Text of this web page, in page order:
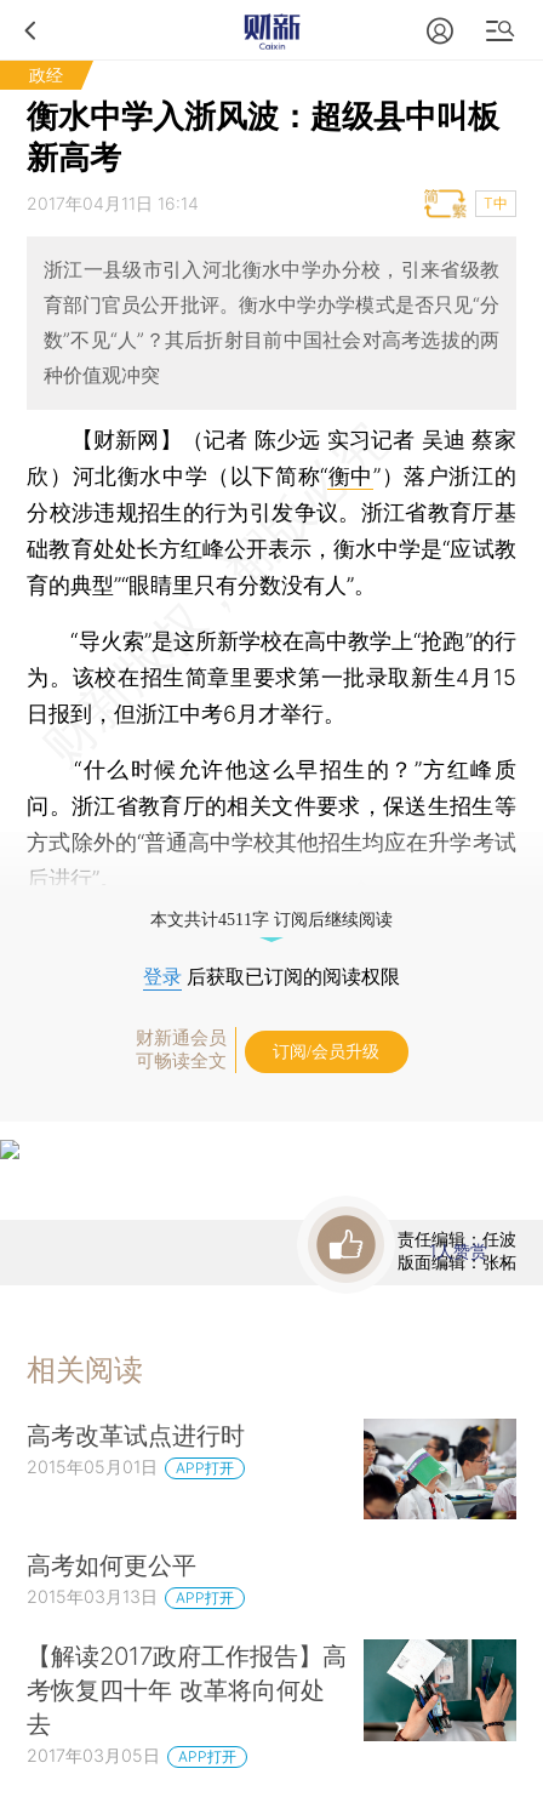
政经
衡水中学入浙风波：超级县中叫板
新高考
2017年04月11日 16:14 T中
浙江一县级市引入河北衡水中学办分校，引来省级教
育部门官员公开批评。衡水中学办学模式是否只见“分
数”不见“人”？其后折射目前中国社会对高考选拔的两
种价值观冲突
【财新网】（记者 陈少远 实习记者 吴迪 蔡家
欣） 河北衡水中学（以下简称“衡中”）落户浙江的
分校涉违规招生的行为引发争议。浙江省教育厅基
础教育处处长方红峰公开表示，衡水中学是“应试教
育的典型”“眼睛里只有分数没有人”。
“导火索”是这所新学校在高中教学上“抢跑”的行
为。该校在招生简章里要求第一批录取新生4月15
日报到，但浙江中考6月才举行。
“什么时候允许他这么早招生的？”方红峰质
问。浙江省教育厅的相关文件要求，保送生招生等
方式除外的“普通高中学校其他招生均应在升学考试
后进行”。
本文共计4511字 订阅后继续阅读
登录 后获取已订阅的阅读权限
财新通会员
可畅读全文
订阅/会员升级
责任编辑：任波
版面编辑：张柘
1人赞赏
相关阅读
高考改革试点进行时
2015年05月01日 APP打开
高考如何更公平
2015年03月13日 APP打开
【解读2017政府工作报告】高
考恢复四十年 改革将向何处
去
2017年03月05日 APP打开